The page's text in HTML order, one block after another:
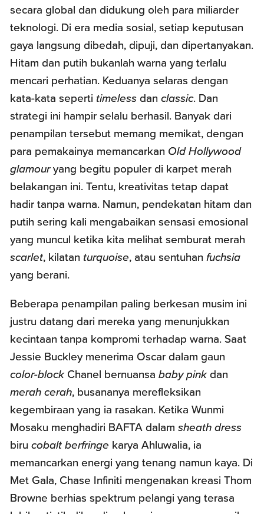
secara global dan didukung oleh para miliarder
teknologi. Di era media sosial, setiap keputusan
gaya langsung dibedah, dipuji, dan dipertanyakan.
Hitam dan putih bukanlah warna yang terlalu
mencari perhatian. Keduanya selaras dengan
kata-kata seperti timeless danclassic. Dan
strategi ini hampir selalu berhasil. Banyak dari
penampilan tersebut memang memikat, dengan
para pemakainya memancarkan Old Hollywood
glamouryang begitu populer di karpet merah
belakangan ini. Tentu, kreativitas tetap dapat
hadir tanpa warna. Namun, pendekatan hitam dan
putih sering kali mengabaikan sensasi emosional
yang muncul ketika kita melihat semburat merah
scarlet, kilatan turquoise, atau sentuhanfuchsia
yang berani.
Beberapa penampilan paling berkesan musim ini
justru datang dari mereka yang menunjukkan
kecintaan tanpa kompromi terhadap warna. Saat
Jessie Buckley menerima Oscar dalam gaun
color-blockChanel bernuansababy pinkdan
merah cerah, busananya merefleksikan
kegembiraan yang ia rasakan. Ketika Wunmi
Mosaku menghadiri BAFTA dalamsheath dress
birucobalt berfringe karya Ahluwalia, ia
memancarkan energi yang tenang namun kaya. Di
Met Gala, Chase Infiniti mengenakan kreasi Thom
Browne berhias spektrum pelangi yang terasa